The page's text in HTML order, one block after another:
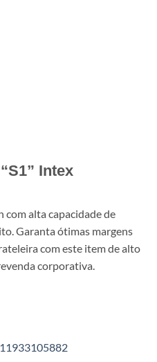
Intex
com alta capacidade de
Garanta ótimas margens
com este item de alto
corporativa.